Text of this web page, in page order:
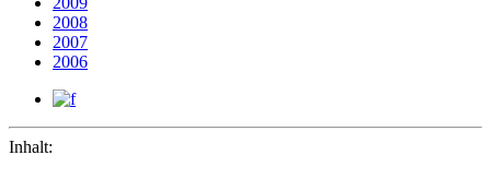
2008
2007
2006
Inhalt: